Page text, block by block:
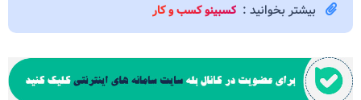
بیشتر بخوانید : کسبینو کسب و کار